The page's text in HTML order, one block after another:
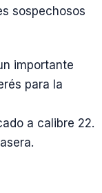
sospechosos
importante
para la
a calibre 22.